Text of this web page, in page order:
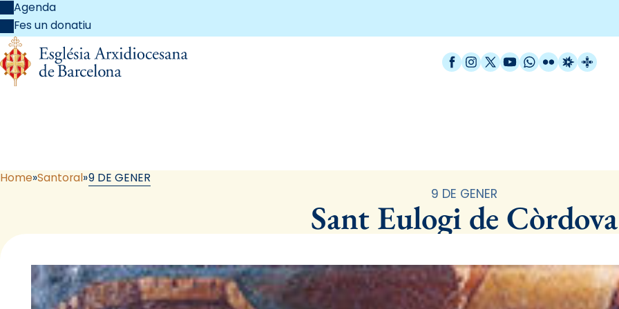
Agenda
Fes un donatiu
Facebook
Instagram
X / Twitter
YouTube
WhatsApp
FlickrRadio
Home Santoral 9 DE GENER
9 DE GENER
Sant Eulogi de Còrdova